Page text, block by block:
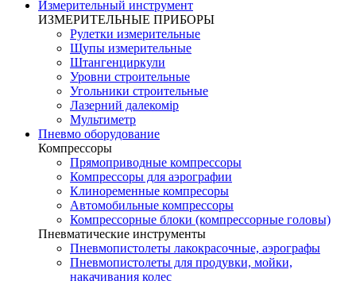
Измерительный инструмент
ИЗМЕРИТЕЛЬНЫЕ ПРИБОРЫ
Рулетки измерительные
Щупы измерительные
Штангенциркули
Уровни строительные
Угольники строительные
Лазерний далекомір
Мультиметр
Пневмо оборудование
Компрессоры
Прямоприводные компрессоры
Компрессоры для аэрографии
Клиноременные компресоры
Автомобильные компрессоры
Компрессорные блоки (компрессорные головы)
Пневматические инструменты
Пневмопистолеты лакокрасочные, аэрографы
Пневмопистолеты для продувки, мойки,
накачивания колес